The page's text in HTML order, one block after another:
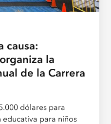
causa:
la
de la Carrera
dólares para
para niños